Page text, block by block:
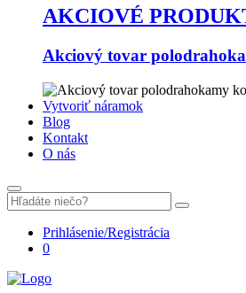
AKCIOVÉ
Akciový tovar
Vytvoriť náramok
Blog
Kontakt
O nás
Prihlásenie/Registrácia
0